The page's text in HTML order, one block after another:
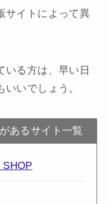
サイトによって異
いる方は、早い日
いでしょう。
あるサイト一覧
SHOP